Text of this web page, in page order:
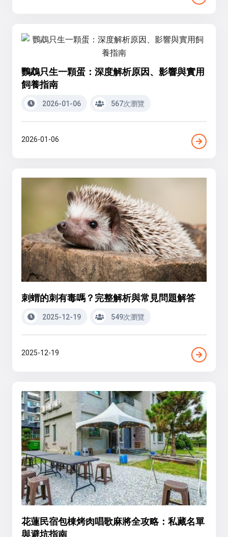
鸚鵡只生一顆蛋：深度解析原因、影響與實用
飼養指南
2026-01-06 567次瀏覽
2026-01-06
刺蝟的刺有毒嗎？完整解析與常見問題解答
2025-12-19 549次瀏覽
2025-12-19
花蓮民宿包棟烤肉唱歌麻將全攻略：私藏名單
與避坑指南